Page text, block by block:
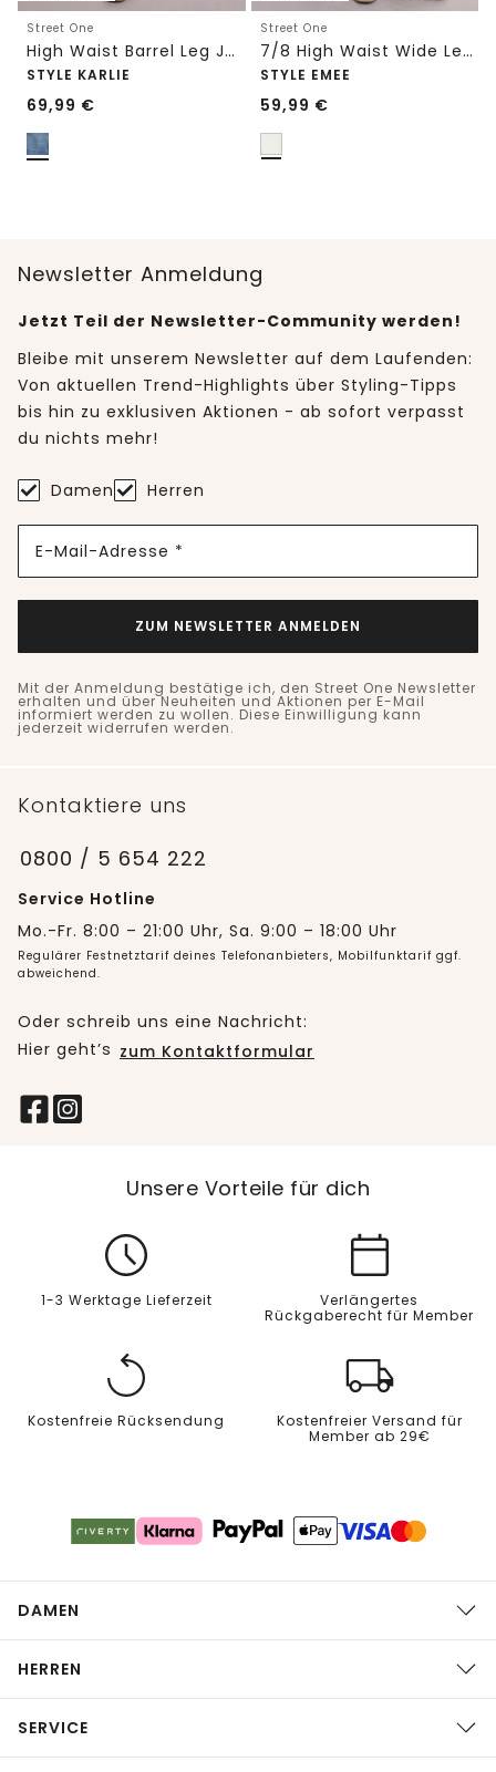
Street One
High Waist Barrel Leg Jeans im Loose Fit
STYLE KARLIE
69,99 €
Street One
7/8 High Waist Wide Leg Jeans im Loose Fit
STYLE EMEE
59,99 €
Newsletter Anmeldung
Jetzt Teil der Newsletter-Community werden!
Bleibe mit unserem Newsletter auf dem Laufenden:
Von aktuellen Trend-Highlights über Styling-Tipps
bis hin zu exklusiven Aktionen - ab sofort verpasst
du nichts mehr!
Damen Herren
E-Mail-Adresse *
ZUM NEWSLETTER ANMELDEN
Mit der Anmeldung bestätige ich, den Street One Newsletter
erhalten und über Neuheiten und Aktionen per E-Mail
informiert werden zu wollen. Diese Einwilligung kann
jederzeit widerrufen werden.
Kontaktiere uns
0800 / 5 654 222
Service Hotline
Mo.-Fr. 8:00 – 21:00 Uhr, Sa. 9:00 – 18:00 Uhr
Regulärer Festnetztarif deines Telefonanbieters, Mobilfunktarif ggf.
abweichend.
Oder schreib uns eine Nachricht:
Hier geht’s zum Kontaktformular
Unsere Vorteile für dich
1-3 Werktage Lieferzeit
Verlängertes
Rückgaberecht für Member
Kostenfreie Rücksendung
Kostenfreier Versand für
Member ab 29€
DAMEN
HERREN
SERVICE